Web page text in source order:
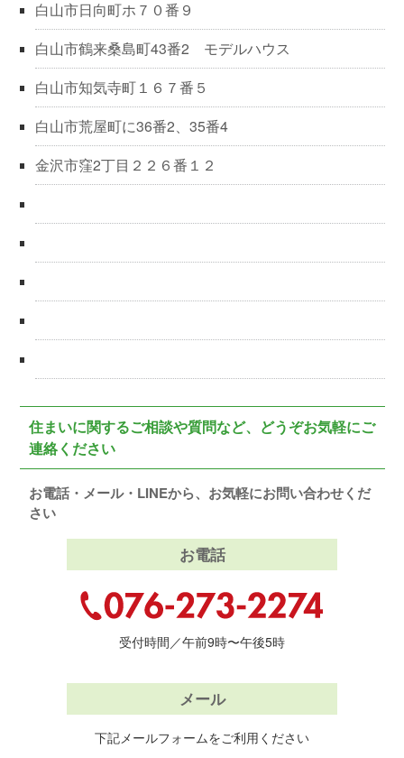
白山市日向町ホ７０番９
白山市鶴来桑島町43番2 モデルハウス
白山市知気寺町１６７番５
白山市荒屋町に36番2、35番4
金沢市窪2丁目２２６番１２
住まいに関するご相談や質問など、どうぞお気軽にご
連絡ください
お電話・メール・LINEから、お気軽にお問い合わせくだ
さい
お電話
受付時間／午前9時〜午後5時
メール
下記メールフォームをご利用ください